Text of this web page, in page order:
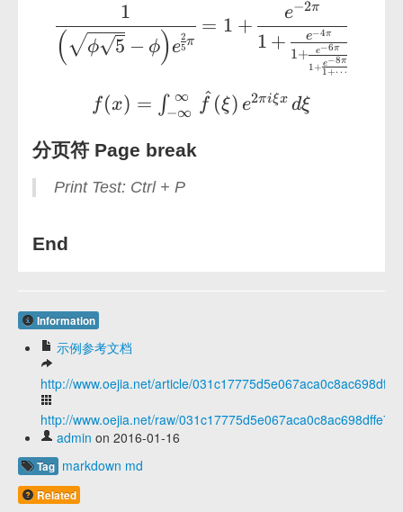
\displaystyle \frac{1}{
(√ϕ√5 − ϕ)e5
2π
1
= 1 +
1 +
1+
1+1+⋯
e−8π
e−6π
e−4π
e−2π
f(x) = \int_{-\infty}^\infty \hat
f (x) = ∫−∞
∞ f
^(ξ) e2πiξx dξ
分页符 Page break
Print Test: Ctrl + P
End
Information
示例参考文档
http://www.oejia.net/article/
http://www.oejia.net/raw/031c17775d5e067aca0c8ac698dffe7b
admin on 2016-01-16
Tag markdown md
Related